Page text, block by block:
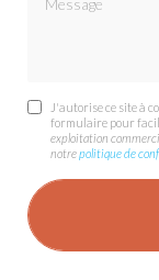
J'autorise ce site à
formulaire pour
exploitation
notrepolitique de